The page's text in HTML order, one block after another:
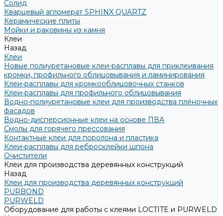
Солид
Кварцевый агломерат SPHINX QUARTZ
Керамические плиты
Мойки и раковины из камня
Клеи
Назад
Клеи
Новые полиуретановые клеи-расплавы для приклеивания
кромки, профильного облицовывания и ламинирования
Клеи-расплавы для кромкооблицовочных станков
Клеи-расплавы для профильного облицовывания
Водно-полиуретановые клеи для производства плёночных
фасадов
Водно-дисперсионные клеи на основе ПВА
Смолы для горячего прессования
Контактные клеи для поролона и пластика
Клеи-расплавы для ребросклейки шпона
Очистители
Клеи для производства деревянных конструкций
Назад
Клеи для производства деревянных конструкций
PURBOND
PURWELD
Оборудование для работы с клеями LOCTITE и PURWELD